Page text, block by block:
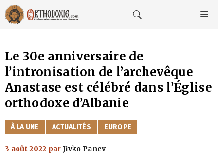
Aller
au
contenu
Le 30e anniversaire de
l’intronisation de l’archevêque
Anastase est célébré dans l’Église
orthodoxe d’Albanie
CATÉGORIES
À LA UNE ACTUALITÉS EUROPE
3 août 2022 parJivko Panev